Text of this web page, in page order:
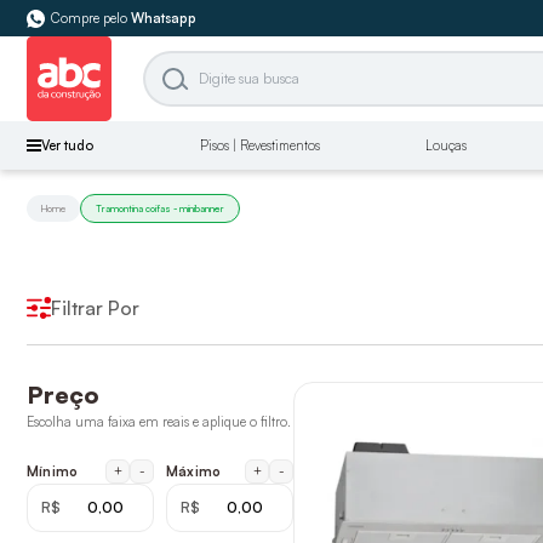
Compre pelo Whatsapp
Ver tudo Pisos | Revestimentos Louças
Home Tramontina coifas - minibanner
Filtrar Por
Preço
Escolha uma faixa em reais e aplique o filtro.
Mínimo + -
R$
Máximo + -
R$